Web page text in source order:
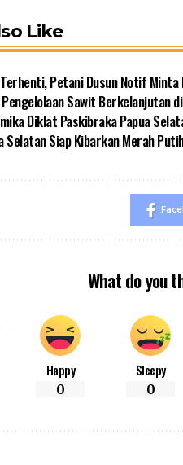
Like
Petani Dusun Notif
Sawit Berkelanjutan
Diklat Paskibraka Papua
Selatan Siap Kibarkan Merah
What do you
Happy
0
Sleepy
0